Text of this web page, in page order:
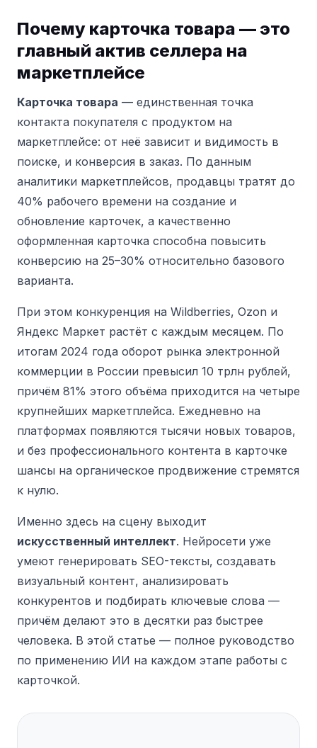
Почему карточка товара — это
главный актив селлера на
маркетплейсе
Карточка товара — единственная точка
контакта покупателя с продуктом на
маркетплейсе: от неё зависит и видимость в
поиске, и конверсия в заказ. По данным
аналитики маркетплейсов, продавцы тратят до
40% рабочего времени на создание и
обновление карточек, а качественно
оформленная карточка способна повысить
конверсию на 25–30% относительно базового
варианта.
При этом конкуренция на Wildberries, Ozon и
Яндекс Маркет растёт с каждым месяцем. По
итогам 2024 года оборот рынка электронной
коммерции в России превысил 10 трлн рублей,
причём 81% этого объёма приходится на четыре
крупнейших маркетплейса. Ежедневно на
платформах появляются тысячи новых товаров,
и без профессионального контента в карточке
шансы на органическое продвижение стремятся
к нулю.
Именно здесь на сцену выходит
искусственный интеллект. Нейросети уже
умеют генерировать SEO-тексты, создавать
визуальный контент, анализировать
конкурентов и подбирать ключевые слова —
причём делают это в десятки раз быстрее
человека. В этой статье — полное руководство
по применению ИИ на каждом этапе работы с
карточкой.